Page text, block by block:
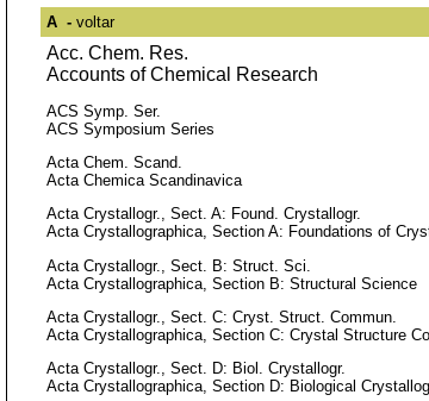
A - voltar
Acc. Chem. Res.
Accounts of Chemical Research
ACS Symp. Ser.
ACS Symposium Series
Acta Chem. Scand.
Acta Chemica Scandinavica
Acta Crystallogr., Sect. A: Found. Crystallogr.
Acta Crystallographica, Section A: Foundations of
Acta Crystallogr., Sect. B: Struct. Sci.
Acta Crystallographica, Section B: Structural Science
Acta Crystallogr., Sect. C: Cryst. Struct. Commun.
Acta Crystallographica, Section C: Crystal Structure
Acta Crystallogr., Sect. D: Biol. Crystallogr.
Acta Crystallographica, Section D: Biological